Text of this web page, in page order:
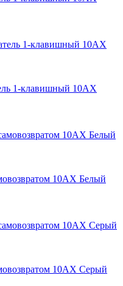
1-клавишный 10АХ
10АХ Белый
10АХ Серый